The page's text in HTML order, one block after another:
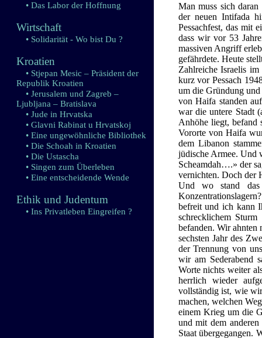
• Das Labor der Hoffnung
Wirtschaft
• Solidarität - Wo bist Du ?
Kroatien
• Stjepan Mesic – Präsident der
Republik Kroatien
• Jerusalem und Zagreb –
Ljubljana – Bratislava
• Jude in Hrvatska
• Glavni Rabinat u Hrvatskoj
• Eine ungewöhnliche Bibliothek
• Die Schoah in Kroatien
• Die Ustascha
• Singen zum Überleben
• Eine entscheidende Wende
Ethik und Judentum
• Ins Privatleben Eingreifen ?
Man muss sich daran
der neuen Intifada
Pessachfest, das mit
dass wir vor 53
massiven Angriff
gefährdete. Heute
Zahlreiche Israelis
kurz vor Pessach
um die Gründung
von Haifa standen
war die untere Stadt
Anhöhe liegt, befand
Vororte von Haifa
dem Libanon
jüdische Armee. Und
Scheamdah….» der
vernichten. Doch der
Und wo stand
befreit und ich kann
schrecklichem
befanden. Wir
sechsten Jahr des
der Trennung von
wir am Sederabend
Worte nichts weiter
herrlich wieder
vollständig ist, wie
machen, welchen
einem Krieg um die
und mit dem
Staat übergegangen.